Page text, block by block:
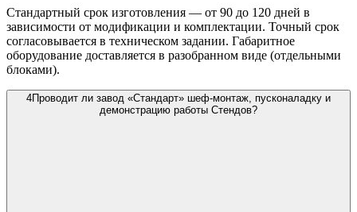
Стандартный срок изготовления — от 90 до 120 дней в
зависимости от модификации и комплектации. Точный срок
согласовывается в техническом задании. Габаритное
оборудование доставляется в разобранном виде (отдельными
блоками).
4Проводит ли завод «Стандарт» шеф-монтаж, пусконаладку и
демонстрацию работы Стендов?